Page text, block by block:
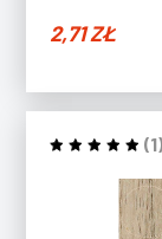
2,71ZŁ